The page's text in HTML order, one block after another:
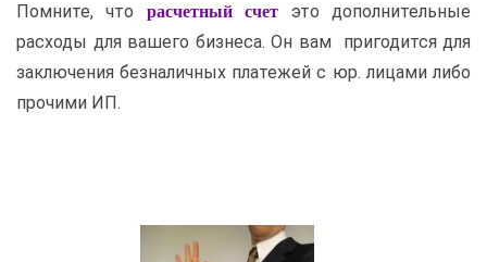
Помните, что расчетный счет это дополнительные
расходы для вашего бизнеса. Он вам пригодится для
заключения безналичных платежей с юр. лицами либо
прочими ИП.